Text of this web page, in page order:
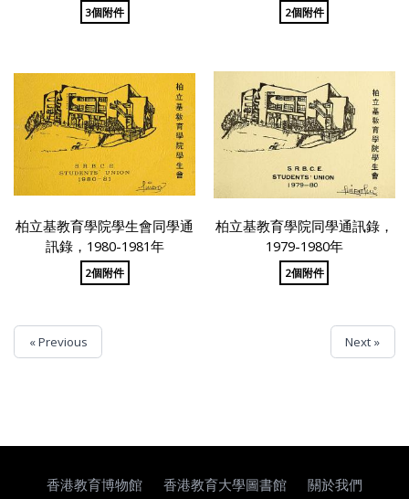
3個附件 2個附件
柏立基教育學院學生會同學通
訊錄，1980-1981年
2個附件
柏立基教育學院同學通訊錄，
1979-1980年
2個附件
« Previous Next »
香港教育博物館 香港教育大學圖書館 關於我們